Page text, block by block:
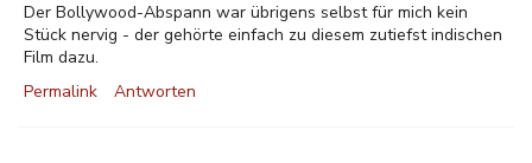
Der Bollywood-Abspann war übrigens selbst für mich kein
Stück nervig - der gehörte einfach zu diesem zutiefst indischen
Film dazu.
Permalink
Antworten